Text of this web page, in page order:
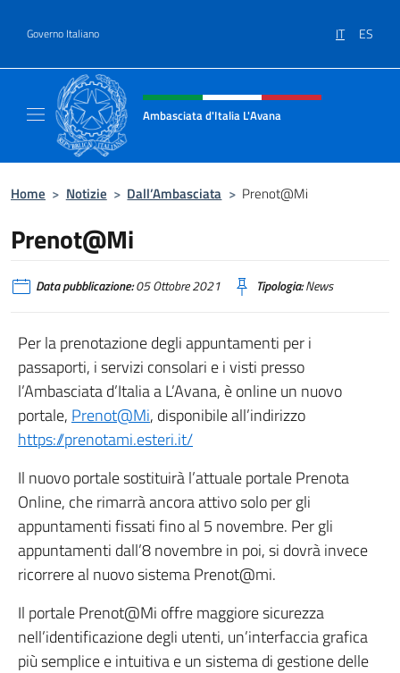
Governo Italiano IT ES
Intestazione sito, social e menù
Ambasciata d'Italia L'Avana
Home > Notizie > Dall’Ambasciata > Prenot@Mi
Prenot@Mi
Data pubblicazione:05 Ottobre 2021 Tipologia:News
Per la prenotazione degli appuntamenti per i
passaporti, i servizi consolari e i visti presso
l’Ambasciata d’Italia a L’Avana, è online un nuovo
portale, Prenot@Mi, disponibile all’indirizzo
https://prenotami.esteri.it/
Il nuovo portale sostituirà l’attuale portale Prenota
Online, che rimarrà ancora attivo solo per gli
appuntamenti fissati fino al 5 novembre. Per gli
appuntamenti dall’8 novembre in poi, si dovrà invece
ricorrere al nuovo sistema Prenot@mi.
Il portale Prenot@Mi offre maggiore sicurezza
nell’identificazione degli utenti, un’interfaccia grafica
più semplice e intuitiva e un sistema di gestione delle